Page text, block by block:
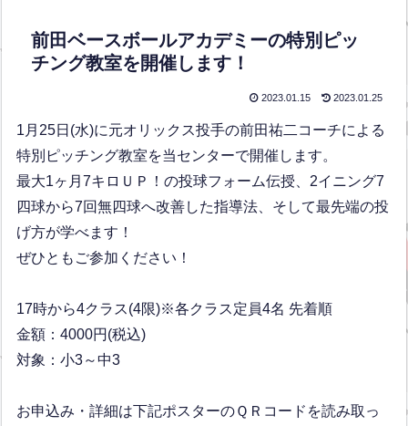
前田ベースボールアカデミーの特別ピッ
チング教室を開催します！
2023.01.15 2023.01.25
1月25日(水)に元オリックス投手の前田祐二コーチによる
特別ピッチング教室を当センターで開催します。
最大1ヶ月7キロＵＰ！の投球フォーム伝授、2イニング7
四球から7回無四球へ改善した指導法、そして最先端の投
げ方が学べます！
ぜひともご参加ください！
17時から4クラス(4限)※各クラス定員4名 先着順
金額：4000円(税込)
対象：小3～中3
お申込み・詳細は下記ポスターのＱＲコードを読み取っ